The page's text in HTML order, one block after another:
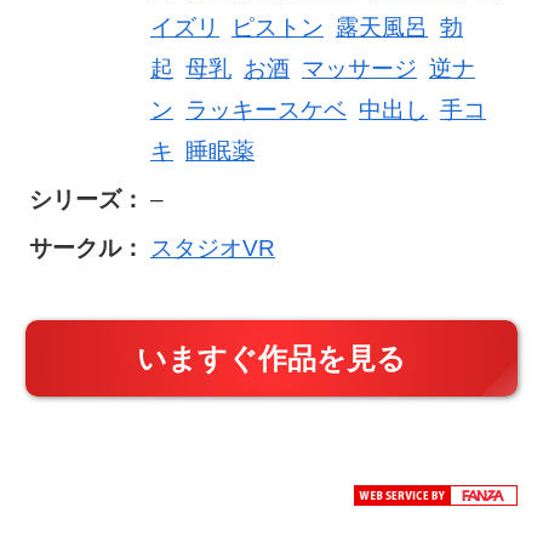
イズリ
ピストン 露天風呂
勃
起 母乳 お酒 マッサージ 逆ナ
ン
ラッキースケベ 中出し
手コ
キ
睡眠薬
シリーズ： –
サークル：
スタジオVR
いますぐ作品を見る